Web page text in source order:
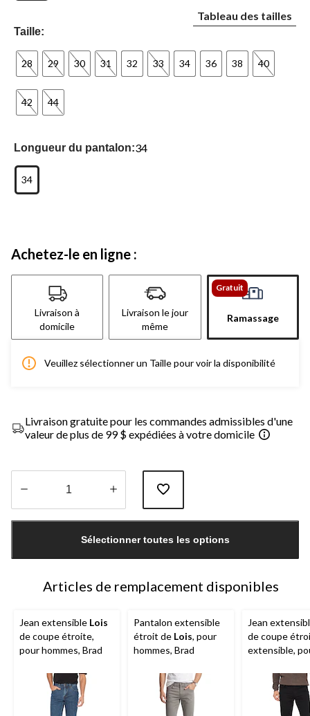
Taille:
Tableau des tailles
28 29 30 31 32 33 34 36 38 40
42 44
Longueur du pantalon:34
34
Achetez-le en ligne :
Livraison à
domicile
Livraison le jour
même
Gratuit
Ramassage
Veuillez sélectionner un Taille pour voir la disponibilité
Livraison gratuite pour les commandes admissibles d'une
valeur de plus de 99 $ expédiées à votre domicile
jour
Sélectionner toutes les options
Articles de remplacement disponibles
Jean extensible Lois
de coupe étroite,
pour hommes, Brad
Pantalon extensible
étroit de Lois, pour
hommes, Brad
Jean
de coupe
extensible,